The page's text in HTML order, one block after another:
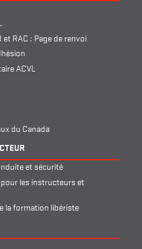
RAC : Page de renvoi
ACVL
du Canada
et sécurité
les instructeurs et
la formation libériste